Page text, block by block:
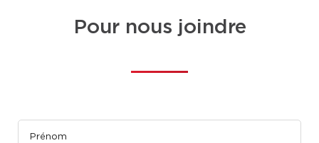
Pour nous joindre